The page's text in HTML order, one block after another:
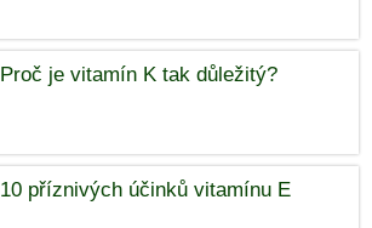
Proč je vitamín K tak důležitý?
10 příznivých účinků vitamínu E